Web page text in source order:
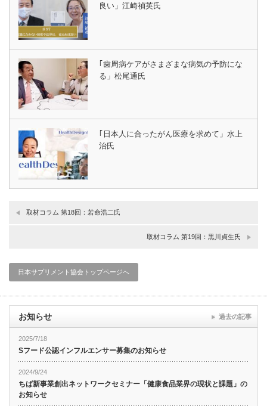
良い」江崎禎英氏
｢歯周病ケアがさまざまな病気の予防にな
る」松尾通氏
｢日本人に合ったがん医療を求めて」水上
治氏
取材コラム 第18回：若命浩二氏
取材コラム 第19回：黒川貞生氏
日本サプリメント協会トップページへ
お知らせ
2025/7/18
Sフード公認インフルエンサー募集のお知らせ
2024/9/24
ちば新事業創出ネットワークセミナー「健康食品業界の現状と課題」の
お知らせ
過去の記事